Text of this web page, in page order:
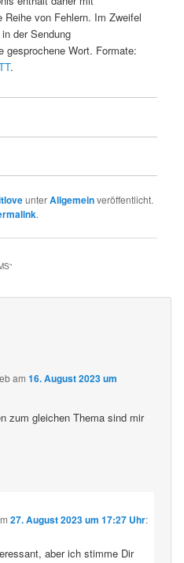
Reihe von Fehlern. Im Zweifel
der Sendung
gesprochene Wort. Formate:
.
unterAllgemeinveröffentlicht.
.
“
am16. August 2023 um
zum gleichen Thema sind mir
27. August 2023 um 17:27 Uhr:
aber ich stimme Dir